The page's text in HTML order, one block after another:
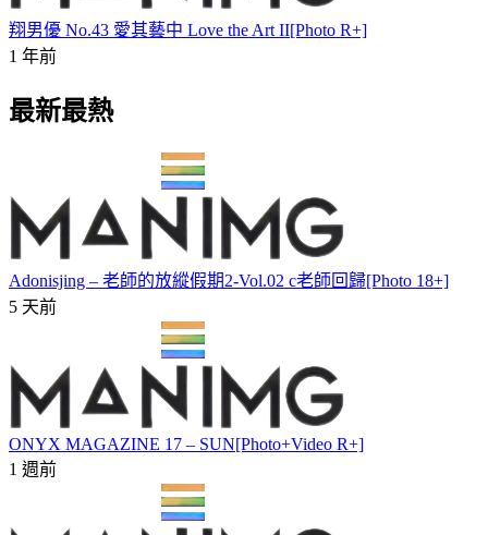
翔男優 No.43 愛其藝中 Love the Art II[Photo R+]
1 年前
最新最熱
Adonisjing – 老師的放縱假期2-Vol.02 c老師回歸[Photo 18+]
5 天前
ONYX MAGAZINE 17 – SUN[Photo+Video R+]
1 週前